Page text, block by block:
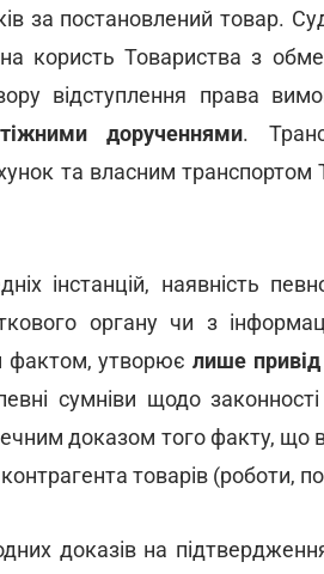
за постановлений товар.
користь Товариства з
відступлення права
дорученнями.
та власним
інстанцій, наявність
органу чи з
фактом, утворює лише привід
сумніви щодо законності
доказом того факту, що в
товарів (роботи,
доказів на